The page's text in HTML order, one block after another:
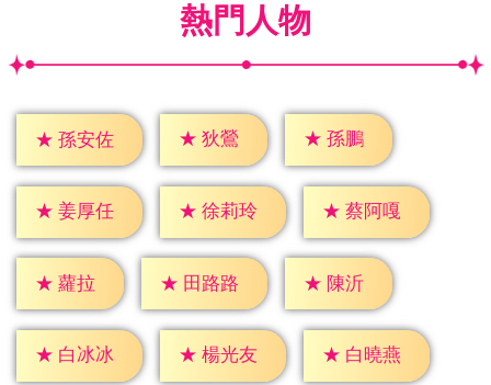
熱門人物
★ 孫安佐 ★ 狄鶯 ★ 孫鵬
★ 姜厚任 ★ 徐莉玲 ★ 蔡阿嘎
★ 蘿拉 ★ 田路路 ★ 陳沂
★ 白冰冰 ★ 楊光友 ★ 白曉燕